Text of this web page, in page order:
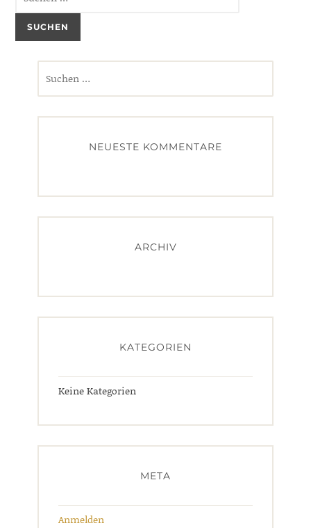
nach:
NEUESTE KOMMENTARE
ARCHIV
KATEGORIEN
Keine Kategorien
META
Anmelden